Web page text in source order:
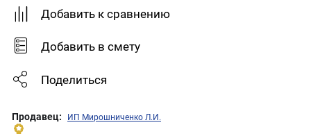
Добавить к сравнению
Добавить в смету
Поделиться
Продавец: ИП Мирошниченко Л.И.